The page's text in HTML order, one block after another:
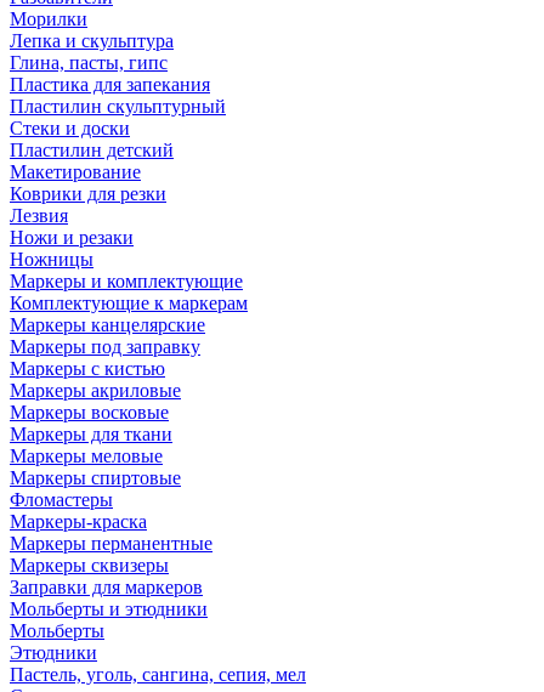
Морилки
Лепка и скульптура
Глина, пасты, гипс
Пластика для запекания
Пластилин скульптурный
Стеки и доски
Пластилин детский
Макетирование
Коврики для резки
Лезвия
Ножи и резаки
Ножницы
Маркеры и комплектующие
Комплектующие к маркерам
Маркеры канцелярские
Маркеры под заправку
Маркеры с кистью
Маркеры акриловые
Маркеры восковые
Маркеры для ткани
Маркеры меловые
Маркеры спиртовые
Фломастеры
Маркеры-краска
Маркеры перманентные
Маркеры сквизеры
Заправки для маркеров
Мольберты и этюдники
Мольберты
Этюдники
Пастель, уголь, сангина, сепия, мел